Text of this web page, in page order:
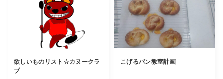
欲しいものリスト☆カヌークラ
ブ
こげるパン教室計画